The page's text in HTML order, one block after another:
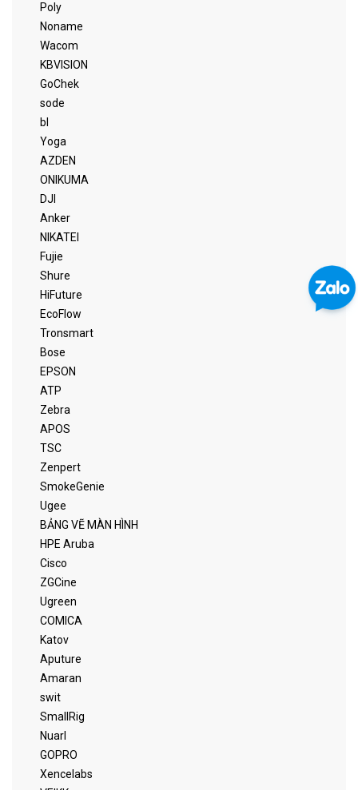
Poly
Noname
Wacom
KBVISION
GoChek
sode
bl
Yoga
AZDEN
ONIKUMA
DJI
Anker
NIKATEI
Fujie
Shure
HiFuture
EcoFlow
Tronsmart
Bose
EPSON
ATP
Zebra
APOS
TSC
Zenpert
SmokeGenie
Ugee
BẢNG VẼ MÀN HÌNH
HPE Aruba
Cisco
ZGCine
Ugreen
COMICA
Katov
Aputure
Amaran
swit
SmallRig
Nuarl
GOPRO
Xencelabs